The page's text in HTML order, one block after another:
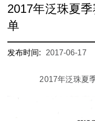
2017年泛珠夏
单
发布时间: 2017-06-17
2017年泛珠夏